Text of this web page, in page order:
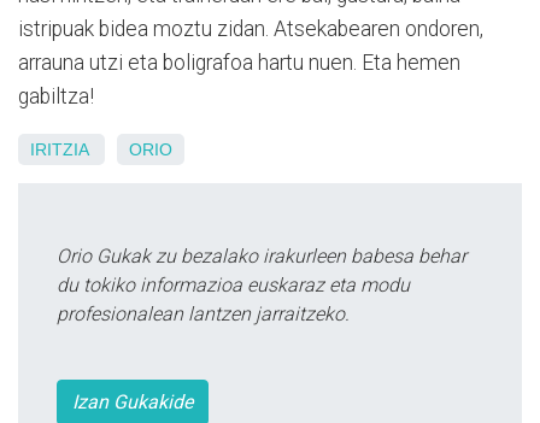
istripuak bidea moztu zidan. Atsekabearen ondoren,
arrauna utzi eta boligrafoa hartu nuen. Eta hemen
gabiltza!
IRITZIA ORIO
Orio Gukak zu bezalako irakurleen babesa behar
du tokiko informazioa euskaraz eta modu
profesionalean lantzen jarraitzeko.
Izan Gukakide